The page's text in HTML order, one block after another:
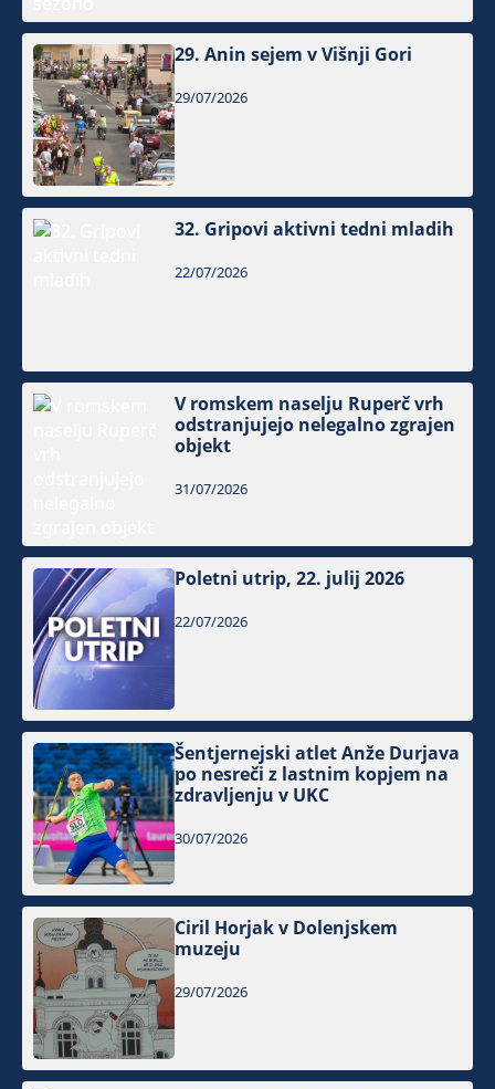
29. Anin sejem v Višnji Gori
29/07/2026
32. Gripovi aktivni tedni mladih
22/07/2026
V romskem naselju Ruperč vrh
odstranjujejo nelegalno zgrajen
objekt
31/07/2026
Poletni utrip, 22. julij 2026
22/07/2026
Šentjernejski atlet Anže Durjava
po nesreči z lastnim kopjem na
zdravljenju v UKC
30/07/2026
Ciril Horjak v Dolenjskem
muzeju
29/07/2026